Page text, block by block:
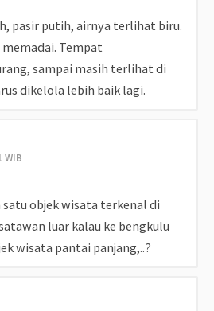
pasir putih, airnya terlihat biru.
Tempat
sampai masih terlihat di
dikelola lebih baik lagi.
WIB
satu objek wisata terkenal di
luar kalau ke bengkulu
wisata pantai panjang,..?